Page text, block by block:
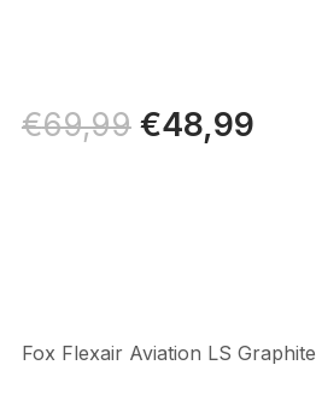
€69,99 Il
prezzo
€48,99Il
Fox Flexair Aviation LS